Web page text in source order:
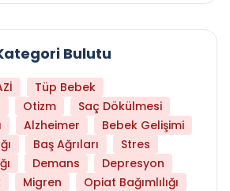
Bulutu
Tüp Bebek
Otizm
Saç Dökülmesi
Alzheimer
Bebek Gelişimi
Baş Ağrıları
Stres
Demans
Depresyon
Migren
Opiat Bağımlılığı